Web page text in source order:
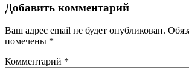
Добавить комментарий
Ваш адрес email не будет опубликован.
помечены *
Комментарий *